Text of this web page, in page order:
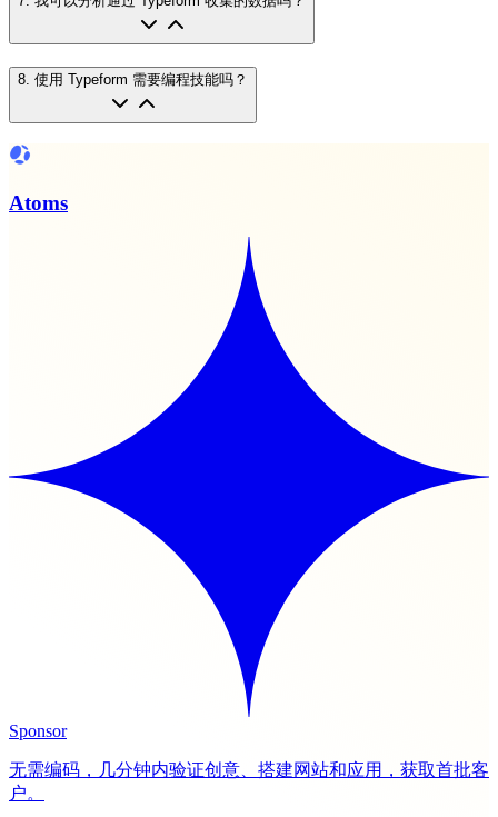
8 使用 Typeform 需要编程技能吗？
Atoms
Sponsor
无需编码，几分钟内验证创意、搭建网站和应用，获取首批客
户。